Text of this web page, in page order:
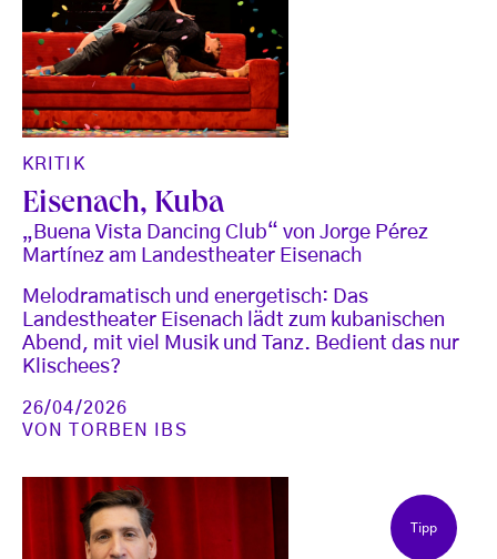
KRITIK
Eisenach, Kuba
„Buena Vista Dancing Club“ von Jorge Pérez
Martínez am Landestheater Eisenach
Melodramatisch und energetisch: Das
Landestheater Eisenach lädt zum kubanischen
Abend, mit viel Musik und Tanz. Bedient das nur
Klischees?
26/04/2026
VON
TORBEN IBS
Tipp